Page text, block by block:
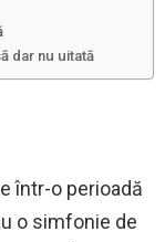
dar nu uitată
într-o perioadă
o simfonie de